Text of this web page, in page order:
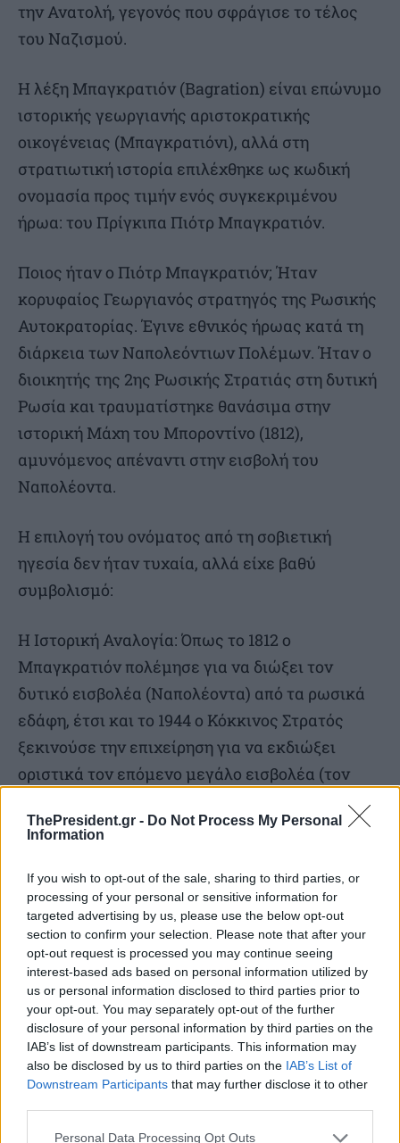
ThePresident.gr - Do Not Process My Personal
Information
If you wish to opt-out of the sale, sharing to third parties, or
processing of your personal or sensitive information for
targeted advertising by us, please use the below opt-out
section to confirm your selection. Please note that after your
opt-out request is processed you may continue seeing
interest-based ads based on personal information utilized by
us or personal information disclosed to third parties prior to
your opt-out. You may separately opt-out of the further
disclosure of your personal information by third parties on the
IAB’s list of downstream participants. This information may
also be disclosed by us to third parties on the IAB’s List of
Downstream Participants that may further disclose it to other
Personal Data Processing Opt Outs
την Ανατολή, γεγονός που σφράγισε το τέλος
του Ναζισμού.
Η λέξη Μπαγκρατιόν (Bagration) είναι επώνυμο
ιστορικής γεωργιανής αριστοκρατικής
οικογένειας (Μπαγκρατιόνι), αλλά στη
στρατιωτική ιστορία επιλέχθηκε ως κωδική
ονομασία προς τιμήν ενός συγκεκριμένου
ήρωα: του Πρίγκιπα Πιότρ Μπαγκρατιόν.
Ποιος ήταν ο Πιότρ Μπαγκρατιόν; Ήταν
κορυφαίος Γεωργιανός στρατηγός της Ρωσικής
Αυτοκρατορίας. Έγινε εθνικός ήρωας κατά τη
διάρκεια των Ναπολεόντιων Πολέμων. Ήταν ο
διοικητής της 2ης Ρωσικής Στρατιάς στη δυτική
Ρωσία και τραυματίστηκε θανάσιμα στην
ιστορική Μάχη του Μποροντίνο (1812),
αμυνόμενος απέναντι στην εισβολή του
Ναπολέοντα.
Η επιλογή του ονόματος από τη σοβιετική
ηγεσία δεν ήταν τυχαία, αλλά είχε βαθύ
συμβολισμό:
Η Ιστορική Αναλογία: Όπως το 1812 ο
Μπαγκρατιόν πολέμησε για να διώξει τον
δυτικό εισβολέα (Ναπολέοντα) από τα ρωσικά
εδάφη, έτσι και το 1944 ο Κόκκινος Στρατός
ξεκινούσε την επιχείρηση για να εκδιώξει
οριστικά τον επόμενο μεγάλο εισβολέα (τον
και πληγωθεί στα ίδια σχεδόν εδάφη
(Λευκορωσία και δυτική Ρωσία) όπου διεξήχθη
η επιχείρηση του 1944.
Καταγωγή: Ο Μπαγκρατιόν ήταν Γεωργιανός,
όπως και ο ίδιος ο Ιωσήφ Στάλιν, γεγονός που
ικανοποιούσε και την προσωπική περηφάνια
του σοβιετικού ηγέτη.
Ντροπή να μην γνωρίζουμε την Ιστορία μας. Όχι
μονάχα την ελληνική. Και την Ιστορία του